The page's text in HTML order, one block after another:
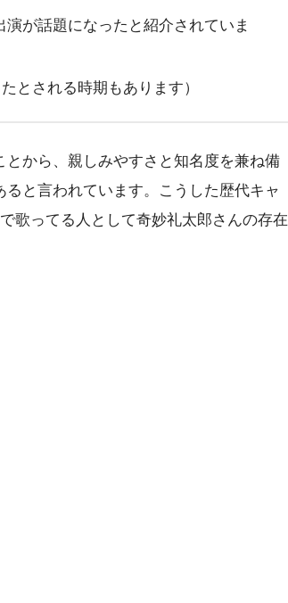
が話題になったと紹介されていま
とされる時期もあります）
から、親しみやすさと知名度を兼ね備
と言われています。こうした歴代キャ
歌ってる人として奇妙礼太郎さんの存在